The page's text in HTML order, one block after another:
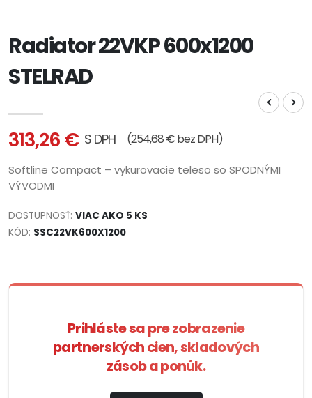
Radiator 22VKP 600x1200
STELRAD
313,26 € S DPH (254,68 € bez DPH)
Softline Compact – vykurovacie teleso so SPODNÝMI
VÝVODMI
DOSTUPNOSŤ: VIAC AKO 5 KS
KÓD: SSC22VK600X1200
Prihláste sa pre zobrazenie
partnerských cien, skladových
zásob a ponúk.